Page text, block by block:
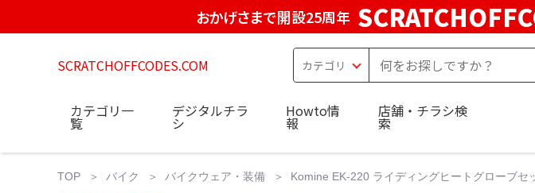
おかげさまで開設25周年
SCRATCHOFFCODES.COM
カテゴリ一
覧
デジタルチラ
シ
Howto情
報
店舗・チラシ検
索
TOP バイク バイクウェア・装備 Komine EK-220 ライディングヒートグローブ